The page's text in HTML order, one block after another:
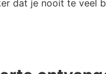
dat je nooit te veel